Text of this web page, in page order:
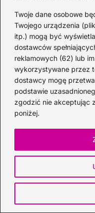
Twoje dane osobowe
Twojego urządzenia
itp.) mogą być
dostawców
reklamowych (62) lub
wykorzystywane przez
dostawcy mogę
podstawie
zgodzić nie akceptując
poniżej.
Kategorie
Koktajle(128)
Likier
(10)
Piwo(28)
Porady(67)
Przekąski(36)
Rum
(3)
Whisky(23)
Wódka(113)